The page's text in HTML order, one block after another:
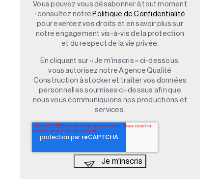
Vous pouvez vous désabonner à tout moment
: consultez notre Politique de Confidentialité
pour exercez vos droits et en savoir plus sur
notre engagement vis-à-vis de la protection
et du respect de la vie privée.
En cliquant sur « Je m'inscris » ci-dessous,
vous autorisez notre Agence Qualité
Construction à stocker et traiter vos données
personnelles soumises ci-dessus afin que
nous vous communiquions nos productions et
services.